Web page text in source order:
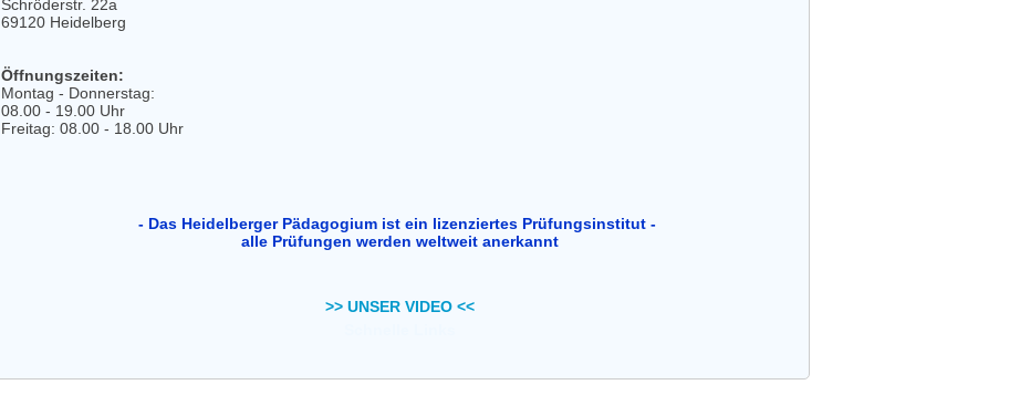
Schröderstr. 22a
69120 Heidelberg
Öffnungszeiten:
Montag - Donnerstag:
08.00 - 19.00 Uhr
Freitag: 08.00 - 18.00 Uhr
- Das Heidelberger Pädagogium ist ein lizenziertes Prüfungsinstitut -
alle Prüfungen werden weltweit anerkannt
>> UNSER VIDEO <<